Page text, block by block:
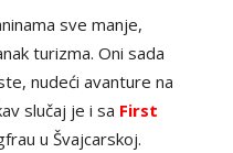
sve manje,
turizma. Oni sada
nudeći avanture na
slučaj je i sa First
u Švajcarskoj.